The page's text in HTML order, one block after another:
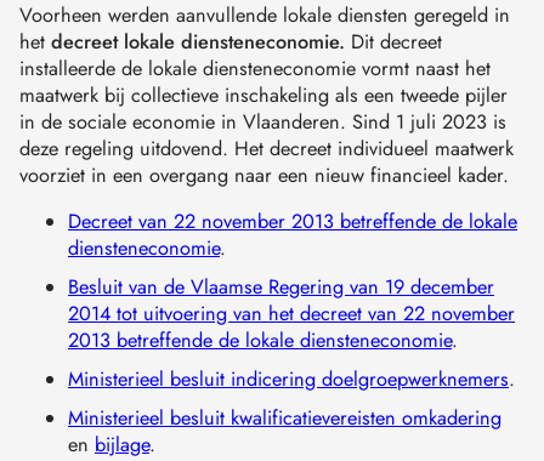
Voorheen werden aanvullende lokale diensten geregeld in
het decreet lokale diensteneconomie. Dit decreet
installeerde de lokale diensteneconomie vormt naast het
maatwerk bij collectieve inschakeling als een tweede pijler
in de sociale economie in Vlaanderen. Sind 1 juli 2023 is
deze regeling uitdovend. Het decreet individueel maatwerk
voorziet in een overgang naar een nieuw financieel kader.
Decreet van 22 november 2013 betreffende de lokale
diensteneconomie.
Besluit van de Vlaamse Regering van 19 december
2014 tot uitvoering van het decreet van 22 november
2013 betreffende de lokale diensteneconomie.
Ministerieel besluit indicering doelgroepwerknemers.
Ministerieel besluit kwalificatievereisten omkadering
en bijlage.